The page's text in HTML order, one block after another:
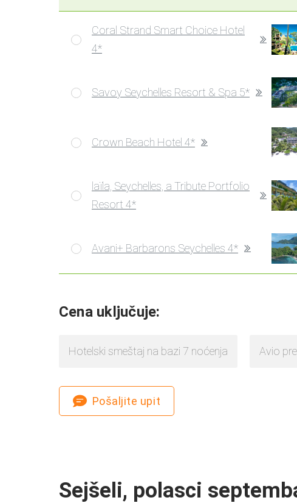
Coral Strand Smart Choice Hotel
4*
Savoy Seychelles Resort & Spa 5*
Crown Beach Hotel 4*
laïla, Seychelles, a Tribute Portfolio
Resort 4*
Avani+ Barbarons Seychelles 4*
Cena uključuje:
Hotelski smeštaj na bazi 7 noćenja Avio
Pošaljite upit
Sejšeli, polasci